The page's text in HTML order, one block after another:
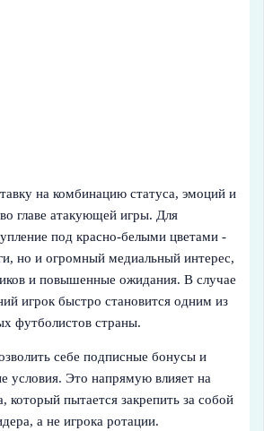
на комбинацию статуса, эмоций и
главе атакующей игры. Для
под красно-белыми цветами -
но и огромный медиальный интерес,
и повышенные ожидания. В случае
игрок быстро становится одним из
футболистов страны.
себе подписные бонусы и
условия. Это напрямую влияет на
который пытается закрепить за собой
а не игрока ротации.